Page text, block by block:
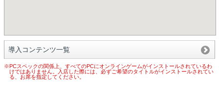
導入コンテンツ一覧
※PCスペックの関係上、すべてのPCにオンラインゲームがインストールされているわ
けではありません。入店した際には、必ずご希望のタイトルがインストールされてい
る、お席を指定してください。